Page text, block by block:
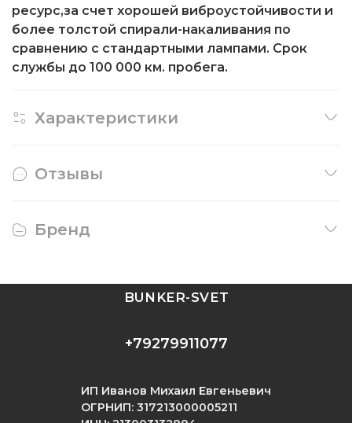
ресурс,за счет хорошей виброустойчивости и
более толстой спирали-накаливания по
сравнению с стандартными лампами. Срок
службы до 100 000 км. пробега.
Характеристики
Отзывы
Бренд
+79279911077
BUNKER-SVET
ИП Иванов Михаил Евгеньевич
ОГРНИП: 317213000005211